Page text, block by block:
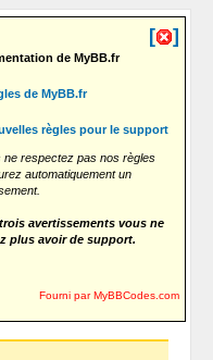
[ ]
de MyBB.fr
de MyBB.fr
règles pour le support
ne respectez pas nos règles
automatiquement un
avertissements vous ne
plus avoir de support.
Fourni par MyBBCodes.com